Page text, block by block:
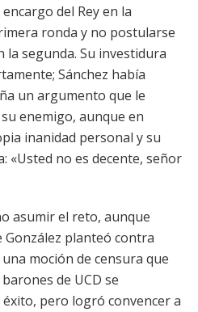
encargo del Rey en la
ronda y no postularse
la segunda. Su investidura
Sánchez había
un argumento que le
enemigo, aunque en
inanidad personal y su
«Usted no es decente, señor
asumir el reto, aunque
planteó contra
moción de censura que
de UCD se
pero logró convencer a